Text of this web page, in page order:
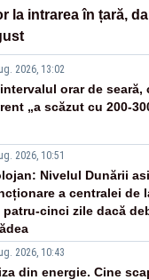
la intrarea în țară,
2026, 13:02
orar de seară,
„a scăzut cu 200-
2026, 10:51
Nivelul Dunării
a centralei de
patru-cinci zile dacă
2026, 10:43
din energie. Cine